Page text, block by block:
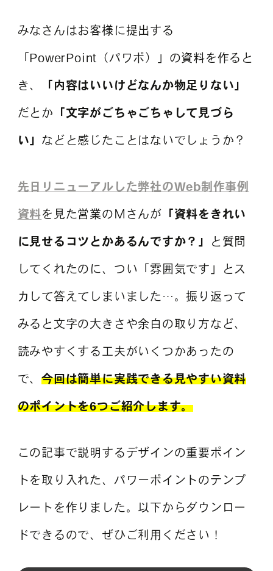
よくある質問
みなさんはお客様に提出する
「PowerPoint（パワポ）」の資料を作ると
き、 「内容はいいけどなんか物足りない」
だとか 「文字がごちゃごちゃして見づら
い」 などと感じたことはないでしょうか？
先日リニューアルした弊社のWeb制作事例
資料を見た営業のＭさんが 「資料をきれい
に見せるコツとかあるんですか？」 と質問
してくれたのに、つい「雰囲気です」とス
カして答えてしまいました…。振り返って
みると文字の大きさや余白の取り方など、
読みやすくする工夫がいくつかあったの
で、今回は簡単に実践できる見やすい資料
のポイントを6つご紹介します。
この記事で説明するデザインの重要ポイン
トを取り入れた、パワーポイントのテンプ
レートを作りました。以下からダウンロー
ドできるので、ぜひご利用ください！